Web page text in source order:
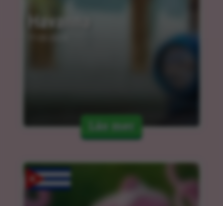
Havanna
Läs mer